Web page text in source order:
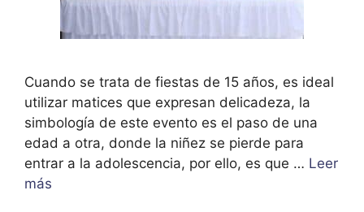
Cuando se trata de fiestas de 15 años, es ideal
utilizar matices que expresan delicadeza, la
simbología de este evento es el paso de una
edad a otra, donde la niñez se pierde para
entrar a la adolescencia, por ello, es que … Leer
más